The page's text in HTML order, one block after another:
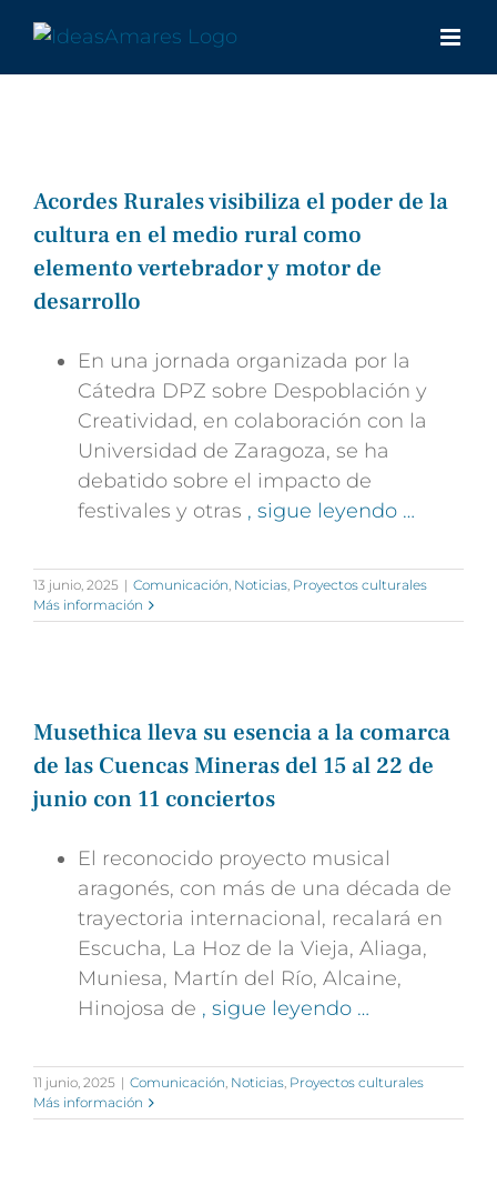
contenido
Acordes Rurales visibiliza el poder de la
cultura en el medio rural como
elemento vertebrador y motor de
desarrollo
En una jornada organizada por la
Cátedra DPZ sobre Despoblación y
Creatividad, en colaboración con la
Universidad de Zaragoza, se ha
debatido sobre el impacto de
festivales y otras , sigue leyendo …
13 junio, 2025 | Comunicación, Noticias, Proyectos culturales
Más información
Musethica lleva su esencia a la comarca
de las Cuencas Mineras del 15 al 22 de
junio con 11 conciertos
El reconocido proyecto musical
aragonés, con más de una década de
trayectoria internacional, recalará en
Escucha, La Hoz de la Vieja, Aliaga,
Muniesa, Martín del Río, Alcaine,
Hinojosa de , sigue leyendo …
11 junio, 2025 | Comunicación, Noticias, Proyectos culturales
Más información